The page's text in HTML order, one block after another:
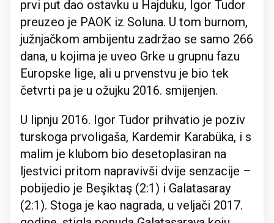
prvi put dao ostavku u Hajduku, Igor Tudor
preuzeo je PAOK iz Soluna. U tom burnom,
južnjačkom ambijentu zadržao se samo 266
dana, u kojima je uveo Grke u grupnu fazu
Europske lige, ali u prvenstvu je bio tek
četvrti pa je u ožujku 2016. smijenjen.
U lipnju 2016. Igor Tudor prihvatio je poziv
turskoga prvoligaša, Kardemir Karabüka, i s
malim je klubom bio desetoplasiran na
ljestvici pritom napravivši dvije senzacije –
pobijedio je Beşiktaş (2:1) i Galatasaray
(2:1). Stoga je kao nagrada, u veljači 2017.